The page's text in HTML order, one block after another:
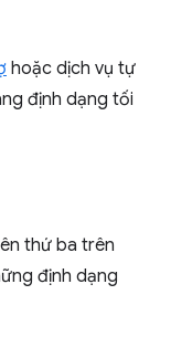
hoặc dịch vụ tự
định dạng tối
thứ ba trên
định dạng